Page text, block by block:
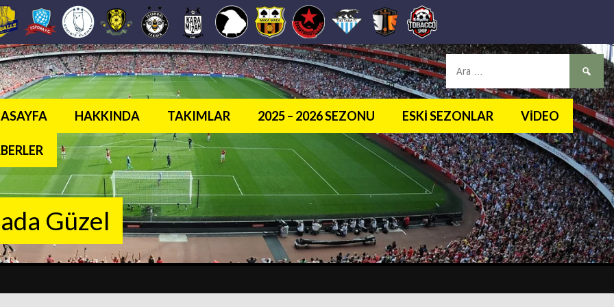
HAKKINDA TAKIMLAR 2025 – 2026 SEZONU ESKI SEZONLAR VIDEO
Güzel